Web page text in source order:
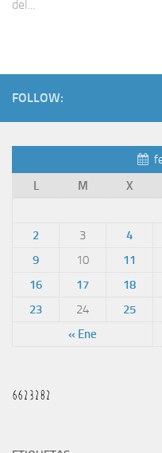
del...
FOLLOW:
L
M X
« Ene
2
3 4
9
10 11
16
17 18
23
24 25